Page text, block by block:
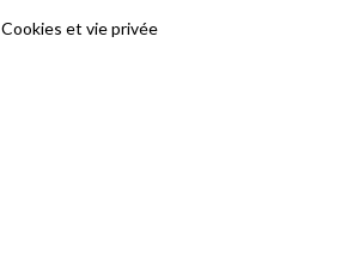
Cookies et vie privée